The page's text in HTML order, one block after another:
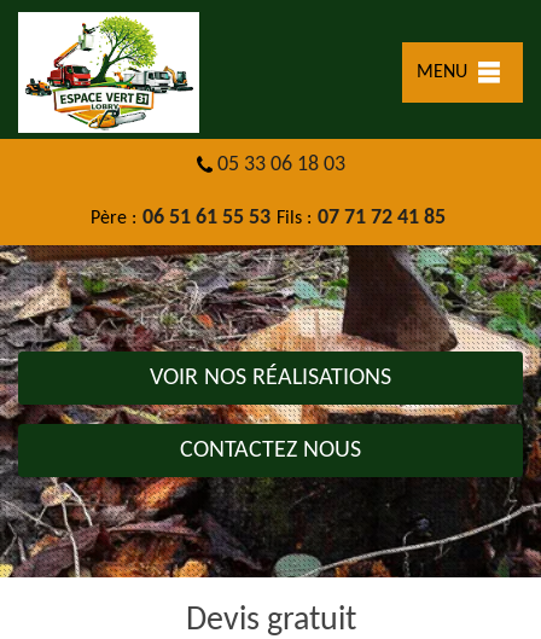
MENU
05 33 06 18 03
Père : 06 51 61 55 53 Fils : 07 71 72 41 85
VOIR NOS RÉALISATIONS
CONTACTEZ NOUS
Devis gratuit